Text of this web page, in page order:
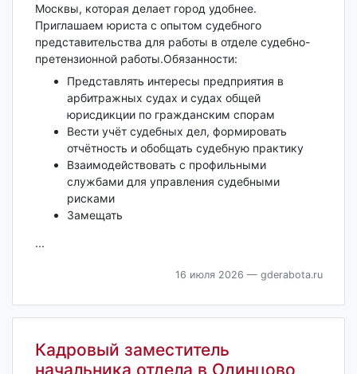
Москвы, которая делает город удобнее.
Приглашаем юриста с опытом судебного
представительства для работы в отделе судебно-
претензионной работы.Обязанности:
Представлять интересы предприятия в
арбитражных судах и судах общей
юрисдикции по гражданским спорам
Вести учёт судебных дел, формировать
отчётность и обобщать судебную практику
Взаимодействовать с профильными
службами для управления судебными
рисками
Замещать
...
16 июля 2026 — gderabota.ru
Кадровый заместитель
начальника отдела в Одинцово